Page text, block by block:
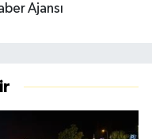
Ajansı